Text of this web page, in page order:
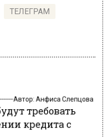
ТЕЛЕГРАМ
требовать
кредита с